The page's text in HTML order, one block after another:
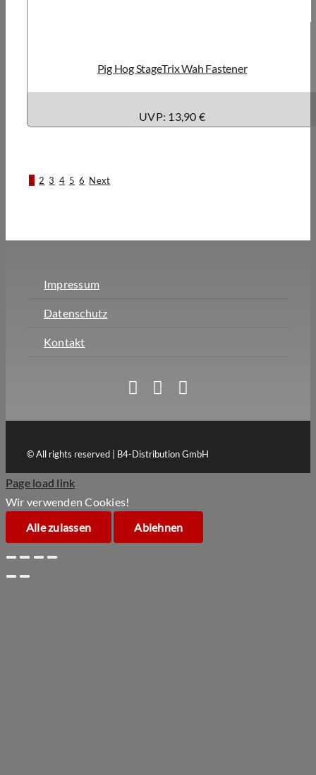
Pig Hog StageTrix Wah Fastener
UVP: 13,90 €
1 2 3 4 5 6 Next
Impressum
Datenschutz
Kontakt
© All rights reserved | B4-Distribution GmbH
Page load link
Wir verwenden Cookies!
Alle zulassen
Ablehnen